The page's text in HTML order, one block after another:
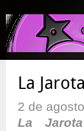
La
2 de
La Jarota